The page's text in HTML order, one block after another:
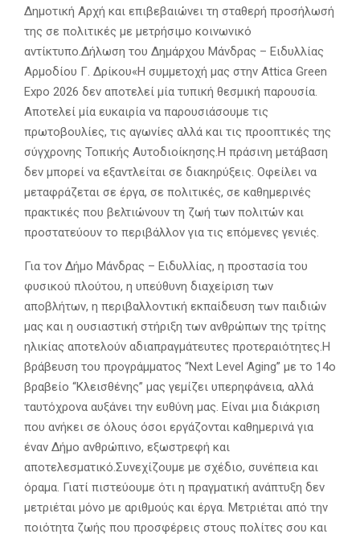
Δημοτική Αρχή και επιβεβαιώνει τη σταθερή προσήλωσή
της σε πολιτικές με μετρήσιμο κοινωνικό
αντίκτυπο.Δήλωση του Δημάρχου Μάνδρας – Ειδυλλίας
Αρμοδίου Γ. Δρίκου«Η συμμετοχή μας στην Attica Green
Expo 2026 δεν αποτελεί μία τυπική θεσμική παρουσία.
Αποτελεί μία ευκαιρία να παρουσιάσουμε τις
πρωτοβουλίες, τις αγωνίες αλλά και τις προοπτικές της
σύγχρονης Τοπικής Αυτοδιοίκησης.Η πράσινη μετάβαση
δεν μπορεί να εξαντλείται σε διακηρύξεις. Οφείλει να
μεταφράζεται σε έργα, σε πολιτικές, σε καθημερινές
πρακτικές που βελτιώνουν τη ζωή των πολιτών και
προστατεύουν το περιβάλλον για τις επόμενες γενιές.
Για τον Δήμο Μάνδρας – Ειδυλλίας, η προστασία του
φυσικού πλούτου, η υπεύθυνη διαχείριση των
αποβλήτων, η περιβαλλοντική εκπαίδευση των παιδιών
μας και η ουσιαστική στήριξη των ανθρώπων της τρίτης
ηλικίας αποτελούν αδιαπραγμάτευτες προτεραιότητες.Η
βράβευση του προγράμματος “Next Level Aging” με το 14ο
βραβείο “Κλεισθένης” μας γεμίζει υπερηφάνεια, αλλά
ταυτόχρονα αυξάνει την ευθύνη μας. Είναι μια διάκριση
που ανήκει σε όλους όσοι εργάζονται καθημερινά για
έναν Δήμο ανθρώπινο, εξωστρεφή και
αποτελεσματικό.Συνεχίζουμε με σχέδιο, συνέπεια και
όραμα. Γιατί πιστεύουμε ότι η πραγματική ανάπτυξη δεν
μετριέται μόνο με αριθμούς και έργα. Μετριέται από την
ποιότητα ζωής που προσφέρεις στους πολίτες σου και